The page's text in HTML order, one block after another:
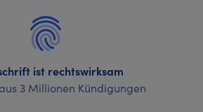
ist rechtswirksam
3 Millionen Kündigungen